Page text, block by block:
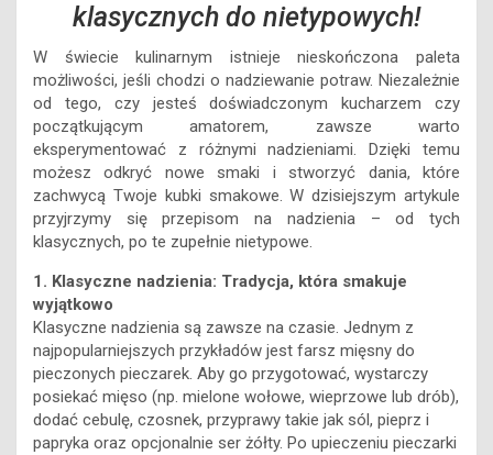
klasycznych do nietypowych!
W świecie kulinarnym istnieje nieskończona paleta
możliwości, jeśli chodzi o nadziewanie potraw. Niezależnie
od tego, czy jesteś doświadczonym kucharzem czy
początkującym amatorem, zawsze warto
eksperymentować z różnymi nadzieniami. Dzięki temu
możesz odkryć nowe smaki i stworzyć dania, które
zachwycą Twoje kubki smakowe. W dzisiejszym artykule
przyjrzymy się przepisom na nadzienia – od tych
klasycznych, po te zupełnie nietypowe.
1. Klasyczne nadzienia: Tradycja, która smakuje
wyjątkowo
Klasyczne nadzienia są zawsze na czasie. Jednym z
najpopularniejszych przykładów jest farsz mięsny do
pieczonych pieczarek. Aby go przygotować, wystarczy
posiekać mięso (np. mielone wołowe, wieprzowe lub drób),
dodać cebulę, czosnek, przyprawy takie jak sól, pieprz i
papryka oraz opcjonalnie ser żółty. Po upieczeniu pieczarki